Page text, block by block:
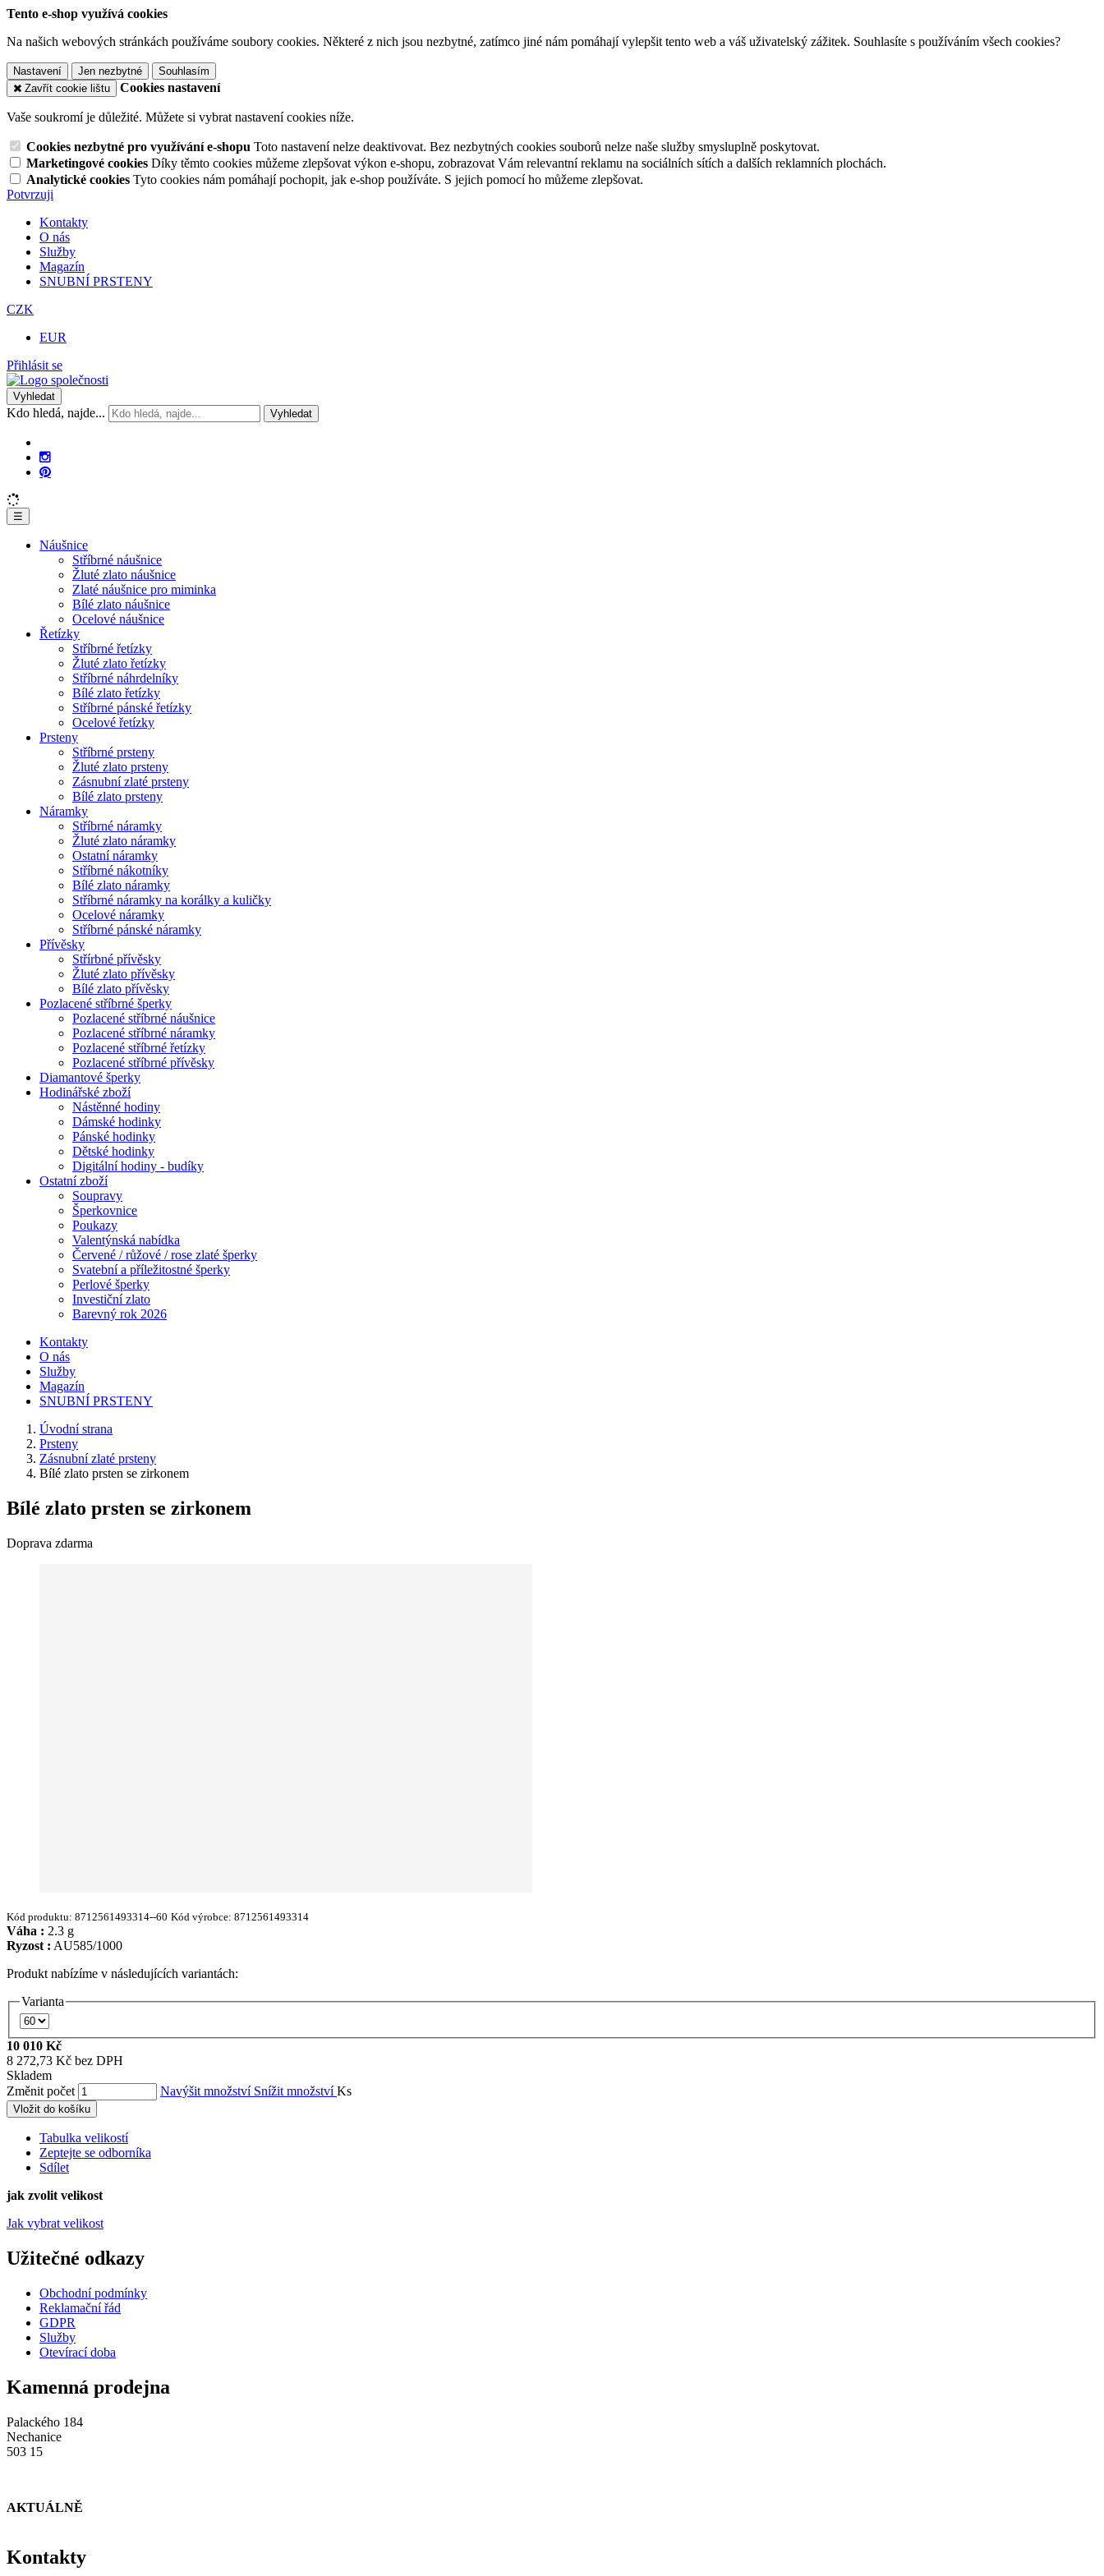
Tento e-shop využívá cookies
Na našich webových stránkách používáme soubory cookies. Některé z nich jsou nezbytné, zatímco jiné nám pomáhají vylepšit tento web a váš uživatelský zážitek. Souhlasíte s používáním všech cookies?
Nastavení Jen nezbytné
Souhlasím
Zavřít cookie lištu
Cookies nastavení
Vaše soukromí je důležité. Můžete si vybrat nastavení cookies níže.
Cookies nezbytné pro využívání e-shopu Toto nastavení nelze deaktivovat. Bez nezbytných cookies souborů nelze naše služby smysluplně poskytovat.
Marketingové cookies Díky těmto cookies můžeme zlepšovat výkon e-shopu, zobrazovat Vám relevantní reklamu na sociálních sítích a dalších reklamních plochách.
Analytické cookies Tyto cookies nám pomáhají pochopit, jak e-shop používáte. S jejich pomocí ho můžeme zlepšovat.
Potvrzuji
Kontakty
O nás
Služby
Magazín
SNUBNÍ PRSTENY
CZK
EUR
Přihlásit se
Vyhledat
Kdo hledá, najde... Vyhledat
☰
Náušnice
Stříbrné náušnice
Žluté zlato náušnice
Zlaté náušnice pro miminka
Bílé zlato náušnice
Ocelové náušnice
Řetízky
Stříbrné řetízky
Žluté zlato řetízky
Stříbrné náhrdelníky
Bílé zlato řetízky
Stříbrné pánské řetízky
Ocelové řetízky
Prsteny
Stříbrné prsteny
Žluté zlato prsteny
Zásnubní zlaté prsteny
Bílé zlato prsteny
Náramky
Stříbrné náramky
Žluté zlato náramky
Ostatní náramky
Stříbrné nákotníky
Bílé zlato náramky
Stříbrné náramky na korálky a kuličky
Ocelové náramky
Stříbrné pánské náramky
Přívěsky
Střírbné přívěsky
Žluté zlato přívěsky
Bílé zlato přívěsky
Pozlacené stříbrné šperky
Pozlacené stříbrné náušnice
Pozlacené stříbrné náramky
Pozlacené stříbrné řetízky
Pozlacené stříbrné přívěsky
Diamantové šperky
Hodinářské zboží
Nástěnné hodiny
Dámské hodinky
Pánské hodinky
Dětské hodinky
Digitální hodiny - budíky
Ostatní zboží
Soupravy
Šperkovnice
Poukazy
Valentýnská nabídka
Červené / růžové / rose zlaté šperky
Svatební a příležitostné šperky
Perlové šperky
Investiční zlato
Barevný rok 2026
Kontakty
O nás
Služby
Magazín
SNUBNÍ PRSTENY
Úvodní strana
Prsteny
Zásnubní zlaté prsteny
Bílé zlato prsten se zirkonem
Bílé zlato prsten se zirkonem
Doprava zdarma
Kód produktu: 8712561493314--60 Kód výrobce: 8712561493314
Váha : 2.3 g
Ryzost : AU585/1000
Produkt nabízíme v následujících variantách:
Varianta
10 010 Kč
8 272,73 Kč bez DPH
Skladem
Změnit počet
Navýšit množství Snížit množstvíKs
Vložit do košíku
Tabulka velikostí
Zeptejte se odborníka
Sdílet
jak zvolit velikost
Jak vybrat velikost
Užitečné odkazy
Obchodní podmínky
Reklamační řád
GDPR
Služby
Otevírací doba
Kamenná prodejna
Palackého 184
Nechanice
503 15
AKTUÁLNĚ
Kontakty